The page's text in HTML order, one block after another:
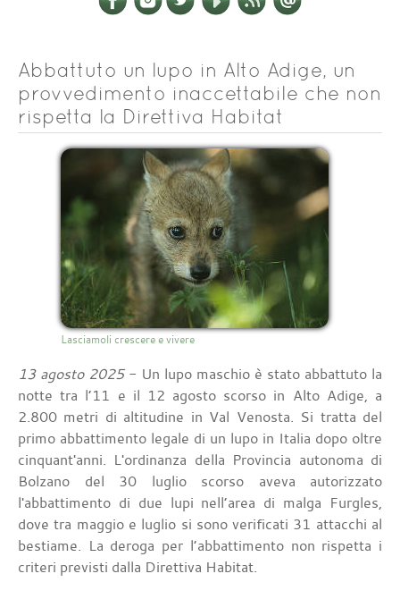
Abbattuto un lupo in Alto Adige, un
provvedimento inaccettabile che non
rispetta la Direttiva Habitat
Lasciamoli crescere e vivere
13 agosto 2025- Un lupo maschio è stato abbattuto la
notte tra l’11 e il 12 agosto scorso in Alto Adige, a
2.800 metri di altitudine in Val Venosta. Si tratta del
primo abbattimento legale di un lupo in Italia dopo oltre
cinquant'anni. L'ordinanza della Provincia autonoma di
Bolzano del 30 luglio scorso aveva autorizzato
l'abbattimento di due lupi nell’area di malga Furgles,
dove tra maggio e luglio si sono verificati 31 attacchi al
bestiame. La deroga per l’abbattimento non rispetta i
criteri previsti dalla Direttiva Habitat.